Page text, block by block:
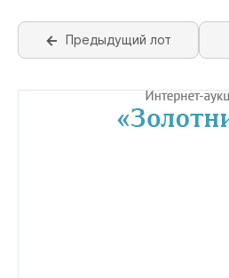
Предыдущий лот